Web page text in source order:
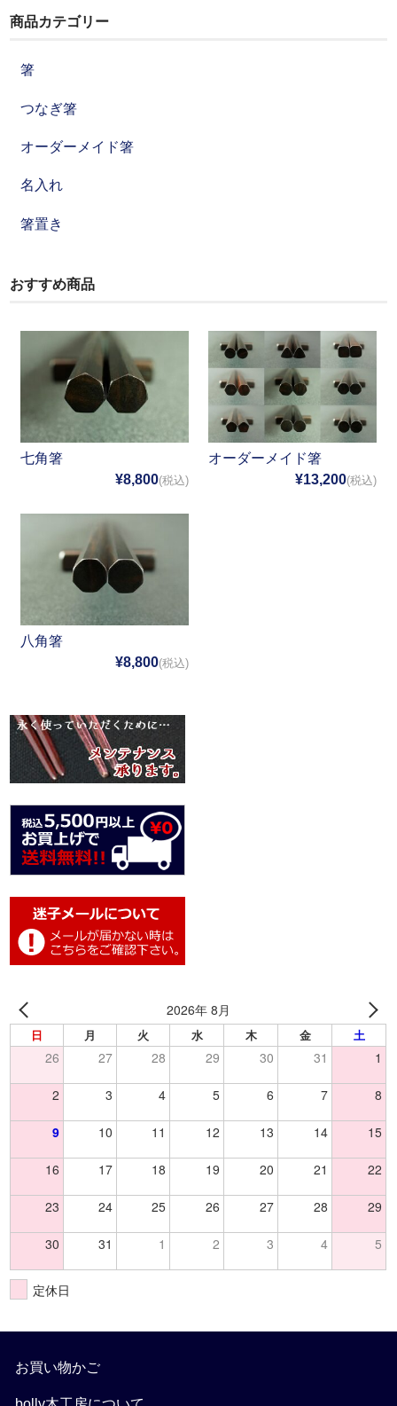
商品カテゴリー
箸
つなぎ箸
オーダーメイド箸
名入れ
箸置き
おすすめ商品
七角箸
¥8,800(税込)
オーダーメイド箸
¥13,200(税込)
八角箸
¥8,800(税込)
2026年 8月
日 月 火 水 木 金 土
26 27 28 29 30 31 1
2 3 4 5 6 7 8
9 10 11 12 13 14 15
16 17 18 19 20 21 22
23 24 25 26 27 28 29
30 31 1 2 3 4 5
定休日
お買い物かご